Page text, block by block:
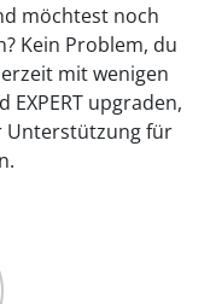
möchtest noch
Kein Problem, du
mit wenigen
upgraden,
Unterstützung für